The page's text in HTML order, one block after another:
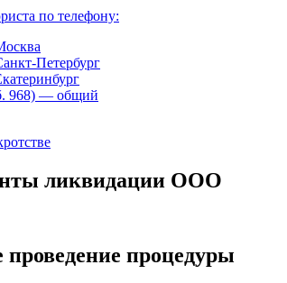
по телефону:
Петербург
968) — общий
ликвидации ООО
проведение процедуры